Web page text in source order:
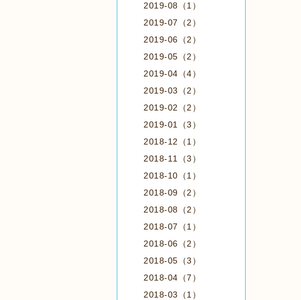
2019-08（1）
2019-07（2）
2019-06（2）
2019-05（2）
2019-04（4）
2019-03（2）
2019-02（2）
2019-01（3）
2018-12（1）
2018-11（3）
2018-10（1）
2018-09（2）
2018-08（2）
2018-07（1）
2018-06（2）
2018-05（3）
2018-04（7）
2018-03（1）